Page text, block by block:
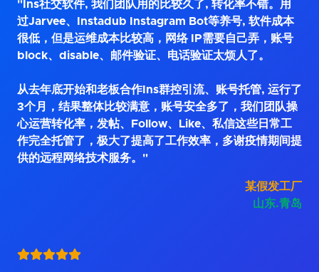
"Ins社交软件, 我们团队用的比较久了, 转化率不错。用
过Jarvee、Instadub Instagram Bot等养号, 软件成本
很低，但是运维成本比较高，网络 IP需要自己弄，账号
block、disable、邮件验证、电话验证太烦人了。
从去年底开始和老板合作Ins群控引流、账号托管, 运行了
3个月，结果整体比较满意，账号安全多了，我们团队操
心运营转化率，发帖、Follow、Like、私信这些日常工
作完全托管了，极大了提高了工作效率，多谢疫情期间提
供的远程网络技术服务。"
某假发工厂
山东.青岛